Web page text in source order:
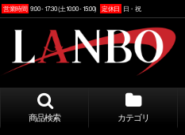
営業時間 9:00 - 17:30 (土10:00 - 15:00) 定休日 日・祝
商品検索 カテゴリ